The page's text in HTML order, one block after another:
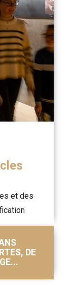
et des
DE